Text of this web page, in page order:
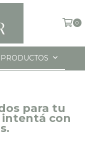
0
PRODUCTOS
para tu
intentá con